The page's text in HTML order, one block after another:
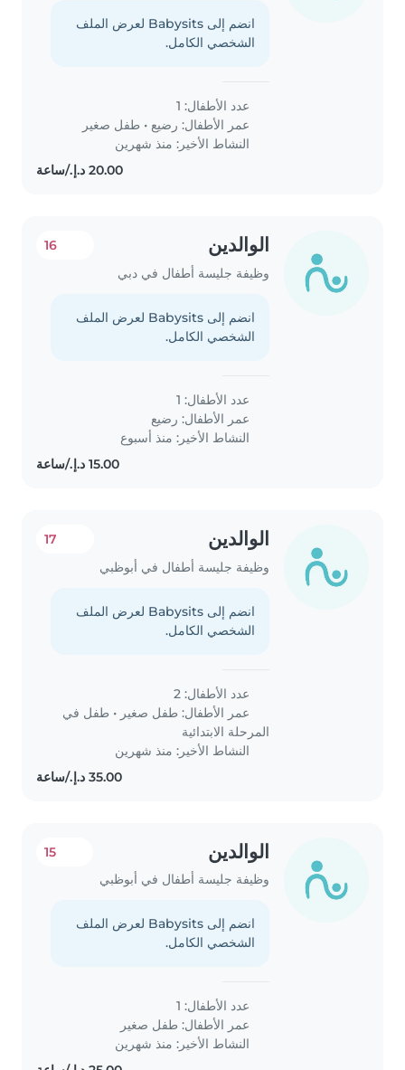
انضم إلى Babysits لعرض الملف
الشخصي الكامل.
عدد الأطفال: 1
عمر الأطفال: رضيع • طفل صغير
النشاط الأخير: منذ شهرين
الوالدين
وظيفة جليسة أطفال في دبي
16
انضم إلى Babysits لعرض الملف
الشخصي الكامل.
عدد الأطفال: 1
عمر الأطفال: رضيع
النشاط الأخير: منذ أسبوع
الوالدين
وظيفة جليسة أطفال في أبوظبي
17
انضم إلى Babysits لعرض الملف
الشخصي الكامل.
عدد الأطفال: 2
عمر الأطفال: طفل صغير • طفل في
المرحلة الابتدائية
النشاط الأخير: منذ شهرين
الوالدين
وظيفة جليسة أطفال في أبوظبي
15
انضم إلى Babysits لعرض الملف
الشخصي الكامل.
عدد الأطفال: 1
عمر الأطفال: طفل صغير
النشاط الأخير: منذ شهرين